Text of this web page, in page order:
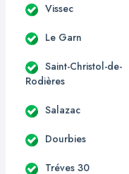
Vissec
Le Garn
Saint-Christol-de-
Rodières
Salazac
Dourbies
Tréves 30